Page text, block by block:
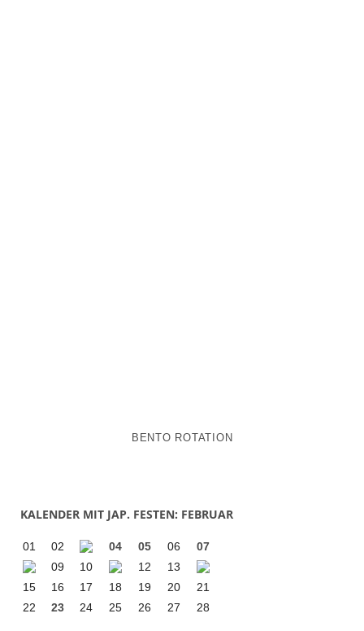
BENTO ROTATION
KALENDER MIT JAP. FESTEN: FEBRUAR
01 02 04 05 06
07
09
10 12
13
15
16 17 18 19 20
21
22
23 24 25 26 27 28